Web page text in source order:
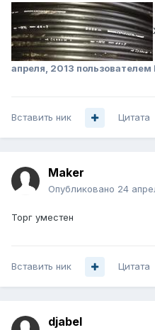
апреля, 2013 пользователем
Вставить ник Цитата
Maker
Опубликовано 24
Торг уместен
Вставить ник Цитата
djabel